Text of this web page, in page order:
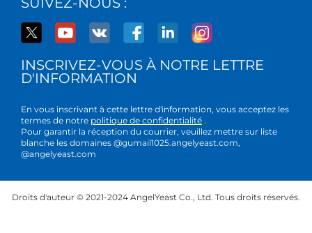
INSCRIVEZ-VOUS À NOTRE LETTRE
D'INFORMATION
En vous inscrivant à cette lettre d'information, vous acceptez les
termes de notre politique de confidentialité.
Pour garantir la réception du courrier, veuillez mettre sur liste
blanche les domaines @gumail1025.angelyeast.com,
@angelyeast.com
Droits d'auteur © 2021-2024 AngelYeast Co., Ltd. Tous droits réservés.